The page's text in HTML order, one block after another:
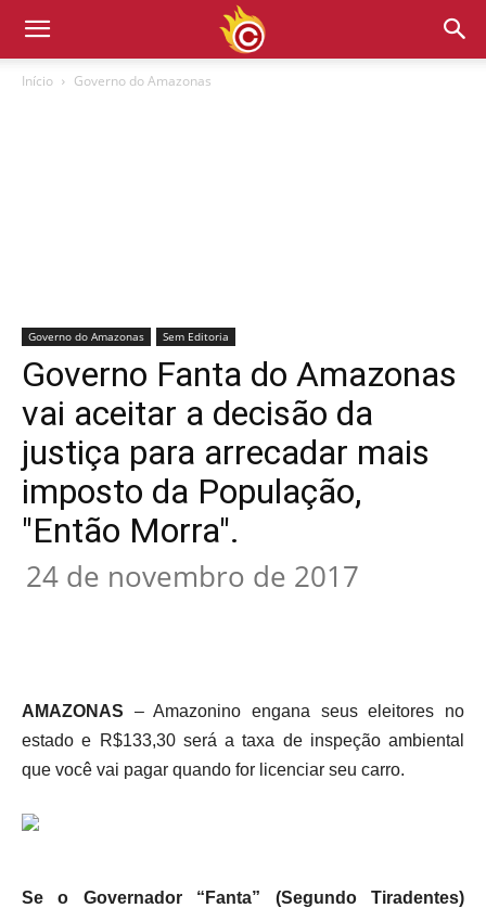
Início Governo do Amazonas
Governo do Amazonas Sem Editoria
Governo Fanta do Amazonas
vai aceitar a decisão da
justiça para arrecadar mais
imposto da População,
"Então Morra".
24 de novembro de 2017
AMAZONAS – Amazonino engana seus eleitores no
estado e R$133,30 será a taxa de inspeção ambiental
que você vai pagar quando for licenciar seu carro.
Se o Governador “Fanta” (Segundo Tiradentes)